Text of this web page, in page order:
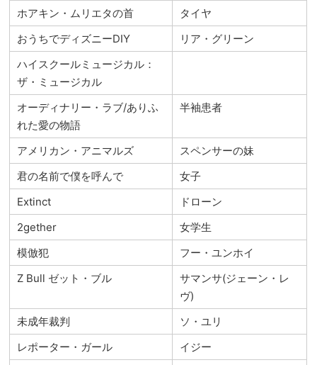
ホアキン・ムリエタの首
タイヤ
おうちでディズニーDIY
リア・グリーン
ハイスクールミュージカル：
ザ・ミュージカル
オーディナリー・ラブ/ありふ
れた愛の物語
半袖患者
アメリカン・アニマルズ
スペンサーの妹
君の名前で僕を呼んで
女子
Extinct
ドローン
2gether
女学生
模倣犯
フー・ユンホイ
Z Bull ゼット・ブル
サマンサ(ジェーン・レ
ヴ)
未成年裁判
ソ・ユリ
レポーター・ガール
イジー